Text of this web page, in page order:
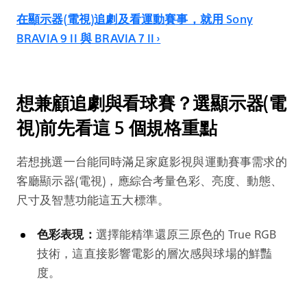
在顯示器(電視)追劇及看運動賽事，就用 Sony
BRAVIA 9 II 與 BRAVIA 7 II ›
想兼顧追劇與看球賽？選顯示器(電
視)前先看這 5 個規格重點
若想挑選一台能同時滿足家庭影視與運動賽事需求的
客廳顯示器(電視)，應綜合考量色彩、亮度、動態、
尺寸及智慧功能這五大標準。
色彩表現： 選擇能精準還原三原色的 True RGB
技術，這直接影響電影的層次感與球場的鮮豔
度。